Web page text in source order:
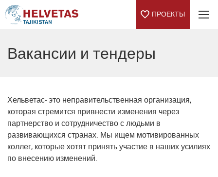
ПРОЕКТЫ
Вакансии и тендеры
Хельветас- это неправительственная организация,
которая стремится привнести изменения через
партнерство и сотрудничество с людьми в
развивающихся странах. Мы ищем мотивированных
коллег, которые хотят принять участие в наших усилиях
по внесению изменений.